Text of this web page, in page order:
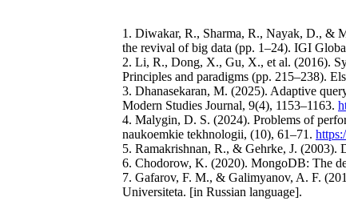
1. Diwakar, R., Sharma, R., Nayak, D., &
the revival of big data (pp. 1–24). IGI
2. Li, R., Dong, X., Gu, X., et al. (2016).
Principles and paradigms (pp. 215–238).
3. Dhanasekaran, M. (2025). Adaptive
Modern Studies Journal, 9(4), 1153–1163.
4. Malygin, D. S. (2024). Problems of
naukoemkie tekhnologii, (10), 61–71.
5. Ramakrishnan, R., & Gehrke, J. (2003).
6. Chodorow, K. (2020). MongoDB: The
7. Gafarov, F. M., & Galimyanov, A. F.
Universiteta. [in Russian language].